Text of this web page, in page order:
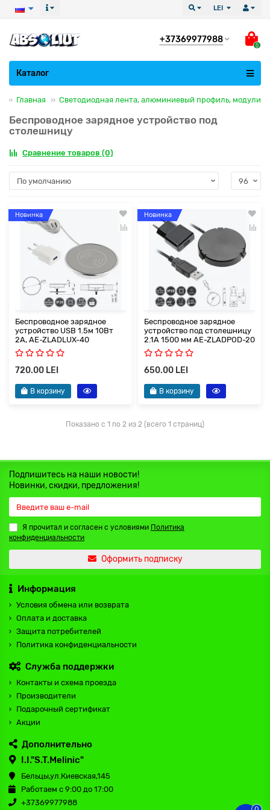
LEI
+37369977988
0
Все категории
Каталог
Главная Светодиодная лента, алюминиевый профиль, модули
Беспроводное зарядное устройство под
столешницу
Сравнение товаров (0)
Новинка
Беспроводное зарядное
устройство USB 1.5м 10Вт
2A, AE-ZLADLUX-40
720.00 LEI
В корзину
Новинка
Беспроводное зарядное
устройство под столешницу
2.1A 1500 мм AE-ZLADPOD-20
650.00 LEI
В корзину
Показано с 1 по 2 из 2 (всего 1 страниц)
Подпишитесь на наши новости!
Новинки, скидки, предложения!
Я прочитал и согласен с условиями Политика
конфиденциальности
Оформить подписку
Информация
Условия обмена или возврата
Оплата и доставка
Защита потребителей
Политика конфиденциальности
Служба поддержки
Контакты и схема проезда
Производители
Подарочный сертификат
Акции
Дополнительно
I.I."S.T.Melinic"
Бельцы,ул.Киевская,145
Работаем с 9:00 до 17:00
+37369977988